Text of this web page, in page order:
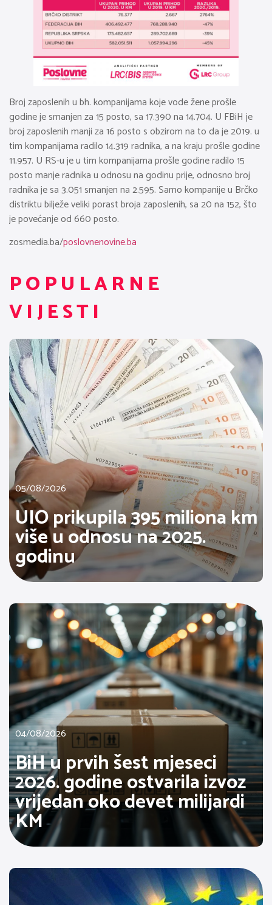
Broj zaposlenih u bh. kompanijama koje vode žene prošle
godine je smanjen za 15 posto, sa 17.390 na 14.704. U FBiH je
broj zaposlenih manji za 16 posto s obzirom na to da je 2019. u
tim kompanijama radilo 14.319 radnika, a na kraju prošle godine
11.957. U RS-u je u tim kompanijama prošle godine radilo 15
posto manje radnika u odnosu na godinu prije, odnosno broj
radnika je sa 3.051 smanjen na 2.595. Samo kompanije u Brčko
distriktu bilježe veliki porast broja zaposlenih, sa 20 na 152, što
je povećanje od 660 posto.
zosmedia.ba/poslovnenovine.ba
POPULARNE
VIJESTI
05/08/2026
UIO prikupila 395 miliona km
više u odnosu na 2025.
godinu
04/08/2026
BiH u prvih šest mjeseci
2026. godine ostvarila izvoz
vrijedan oko devet milijardi
KM